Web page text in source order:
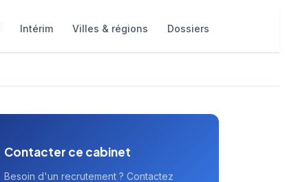
Intérim Villes & régions Dossiers
Contacter ce cabinet
Besoin d'un recrutement ? Contactez